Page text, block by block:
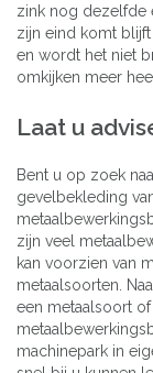
zink nog dezelfde
zijn eind komt
en wordt het niet
omkijken meer
Laat u
Bent u op zoek
gevelbekleding
zijn veel
kan voorzien van
metaalsoorten.
een metaalsoort
machinepark in